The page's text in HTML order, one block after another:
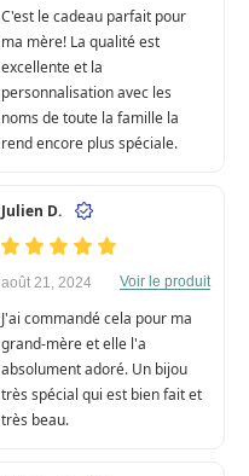
C'est le cadeau parfait pour
ma mère! La qualité est
excellente et la
personnalisation avec les
noms de toute la famille la
rend encore plus spéciale.
Julien D.
août 21, 2024 Voir le produit
J'ai commandé cela pour ma
grand-mère et elle l'a
absolument adoré. Un bijou
très spécial qui est bien fait et
très beau.